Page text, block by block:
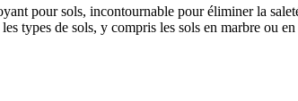
pour sols, incontournable pour éliminer la
types de sols, y compris les sols en marbre ou